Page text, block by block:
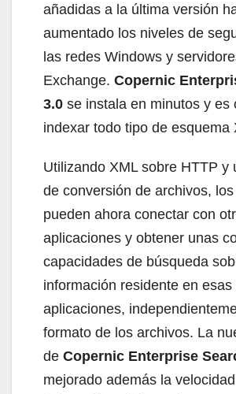
añadidas a la última versión
aumentado los niveles de
las redes Windows y
Exchange. Copernic
3.0 se instala en minutos y es
indexar todo tipo de esquema
Utilizando XML sobre HTTP y
de conversión de archivos,
pueden ahora conectar con
aplicaciones y obtener unas
capacidades de búsqueda
información residente en esas
aplicaciones,
formato de los archivos. La
de Copernic Enterprise
mejorado además la